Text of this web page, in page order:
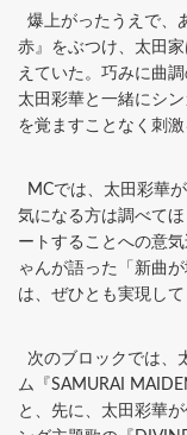
爆上がったうえで、
赤』をぶつけ、太田
えていた。巧みに曲
太田彩華と一緒にシ
を覚ますことなく刺
MCでは、太田彩華
気になる方は調べて
ートすることへの意
ゃんが語った「新曲
は、ぜひとも実現して
次のブロックでは、
ム『SAMURAI
と、先に、太田彩華